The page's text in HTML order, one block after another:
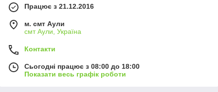
Працює з 21.12.2016
м. смт Аули
смт Аули, Україна
Контакти
Сьогодні працює з 08:00 до 18:00
Показати весь графік роботи